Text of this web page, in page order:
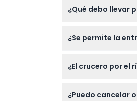
durante el
¿Qué debo llevar
y podrían
¿Se permite la
tarifa de adulto.
¿El crucero por el
¿Puedo cancelar